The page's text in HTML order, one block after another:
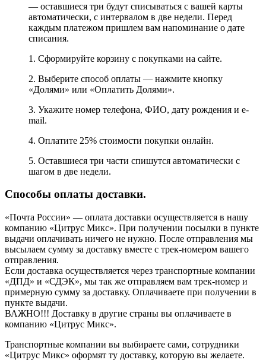
— оставшиеся три будут списываться с вашей карты
автоматически, с интервалом в две недели. Перед
каждым платежом пришлем вам напоминание о дате
списания.
1. Сформируйте корзину с покупками на сайте.
2. Выберите способ оплаты — нажмите кнопку
«Долями» или «Оплатить Долями».
3. Укажите номер телефона, ФИО, дату рождения и e-
mail.
4. Оплатите 25% стоимости покупки онлайн.
5. Оставшиеся три части спишутся автоматически с
шагом в две недели.
Способы оплаты доставки.
«Почта России» — оплата доставки осуществляется в нашу
компанию «Цитрус Микс». При получении посылки в пункте
выдачи оплачивать ничего не нужно. После отправления мы
высылаем сумму за доставку вместе с трек-номером вашего
отправления.
Если доставка осуществляется через транспортные компании
«ДПД» и «СДЭК», мы так же отправляем вам трек-номер и
примерную сумму за доставку. Оплачиваете при получении в
пункте выдачи.
ВАЖНО!!! Доставку в другие страны вы оплачиваете в
компанию «Цитрус Микс».
Транспортные компании вы выбираете сами, сотрудники
«Цитрус Микс» оформят ту доставку, которую вы желаете.